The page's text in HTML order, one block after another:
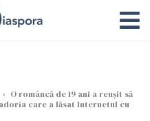
› O româncă de 19 ani a reușit să
care a lăsat Internetul cu